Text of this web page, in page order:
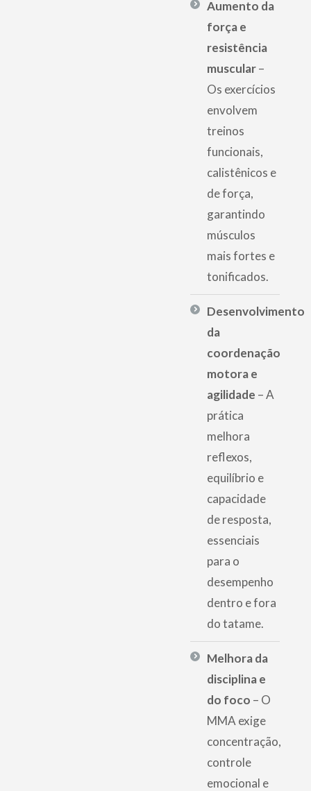
Aumento da
força e
resistência
muscular–
Os exercícios
envolvem
treinos
funcionais,
calistênicos e
de força,
garantindo
músculos
mais fortes e
tonificados.
Desenvolvimento
da
coordenação
motora e
agilidade – A
prática
melhora
reflexos,
equilíbrio e
capacidade
de resposta,
essenciais
para o
desempenho
dentro e fora
do tatame.
Melhora da
disciplina e
do foco – O
MMA exige
concentração,
controle
emocional e